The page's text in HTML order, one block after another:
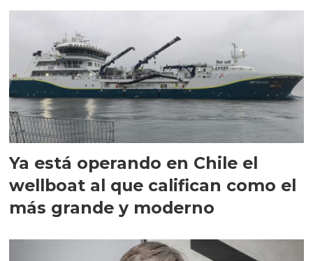
Ya está operando en Chile el
wellboat al que califican como el
más grande y moderno